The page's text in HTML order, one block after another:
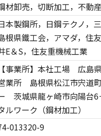
材卸売，切断加工，不動
本製鋼所，日鋼テクノ，
根県鐵工会，アマダ，住
E＆S，住友重機械工業
【事業所】本社工場 広島
業所 島根県松江市宍道
茨城県龍ヶ崎市向陽台
ルワーク（鋼材加工）
013320-9